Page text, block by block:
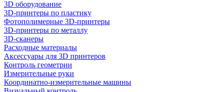
3D оборудование
3D-принтеры по пластику
Фотополимерные 3D-принтеры
3D-принтеры по металлу
3D-сканеры
Расходные материалы
Аксессуары для 3D принтеров
Контроль геометрии
Измерительные руки
Координатно-измерительные машины